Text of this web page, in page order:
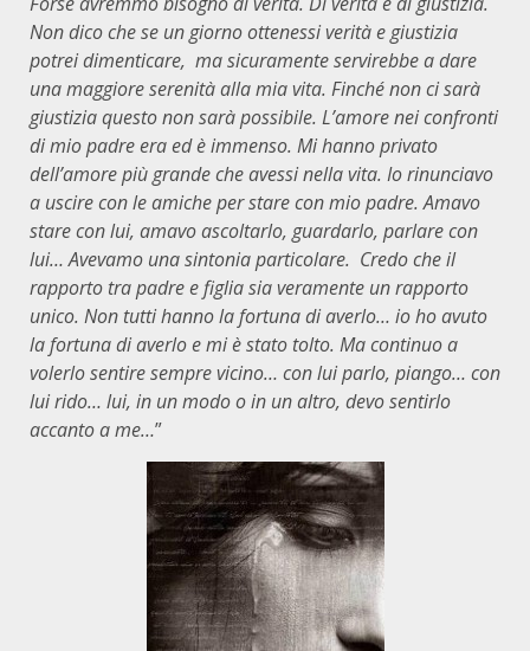
Non dico che se un giorno ottenessi verità e giustizia
potrei dimenticare, ma sicuramente servirebbe a dare
una maggiore serenità alla mia vita. Finché non ci sarà
giustizia questo non sarà possibile. L’amore nei confronti
di mio padre era ed è immenso. Mi hanno privato
dell’amore più grande che avessi nella vita. Io rinunciavo
a uscire con le amiche per stare con mio padre. Amavo
stare con lui, amavo ascoltarlo, guardarlo, parlare con
lui… Avevamo una sintonia particolare. Credo che il
rapporto tra padre e figlia sia veramente un rapporto
unico. Non tutti hanno la fortuna di averlo… io ho avuto
la fortuna di averlo e mi è stato tolto. Ma continuo a
volerlo sentire sempre vicino… con lui parlo, piango… con
lui rido… lui, in un modo o in un altro, devo sentirlo
accanto a me…”